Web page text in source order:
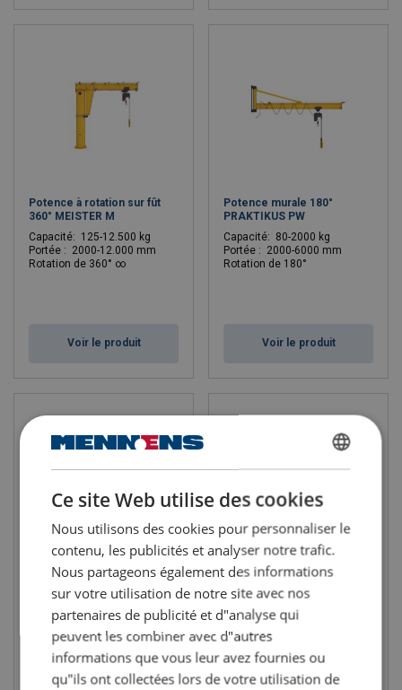
Potence à rotation sur fût
360° MEISTER M
Capacité: 125-12.500 kg
Portée : 2000-12.000 mm
Rotation de 360° ∞
Voir le produit
Potence murale 180°
PRAKTIKUS PW
Capacité: 80-2000 kg
Portée : 2000-6000 mm
Rotation de 180°
Voir le produit
Potence mobile MOBILUS
Portée : 2000-6000 mm
Rotation de 270°
Potence murale 180°
UNILIFT UW
Capacité: 80-500 kg
Portée: 1900-5900 mm
Rotation de 180°
DUTCH
ENGLISH TRANSLATION
FRENCH
Ce site Web utilise des cookies
Nous utilisons des cookies pour personnaliser le
contenu, les publicités et analyser notre trafic.
Nous partageons également des informations
sur votre utilisation de notre site avec nos
partenaires de publicité et d"analyse qui
peuvent les combiner avec d"autres
informations que vous leur avez fournies ou
qu"ils ont collectées lors de votre utilisation de